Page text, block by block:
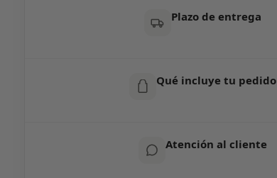
Plazo de entrega
Qué incluye tu pedido
Atención al cliente